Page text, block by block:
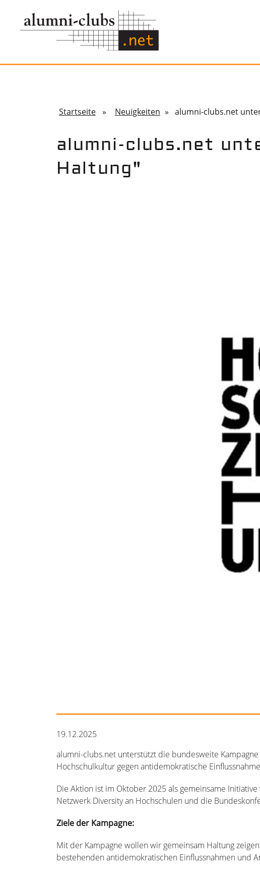
Startseite » Neuigkeiten » alumni-clubs.net
alumni-clubs.net
Haltung"
19.12.2025
alumni-clubs.net unterstützt die bundesweite Kampagne
Hochschulkultur gegen antidemokratische
Die Aktion ist im Oktober 2025 als gemeinsame
Netzwerk Diversity an Hochschulen und die
Ziele der Kampagne:
Mit der Kampagne wollen wir gemeinsam Haltung
bestehenden antidemokratischen Einflussnahmen und